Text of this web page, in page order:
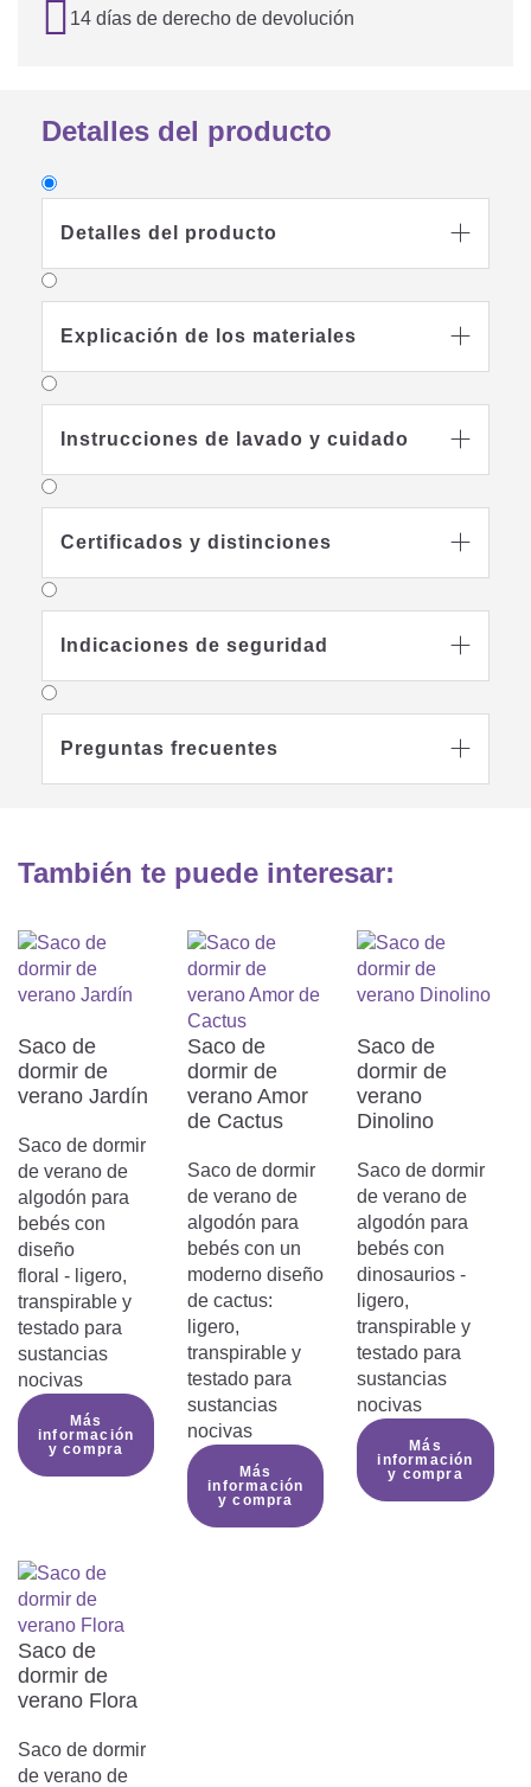
 14 días de derecho de devolución
Detalles del producto
Detalles del producto 
La calidad de nuestros productos es
varias veces a pruebas independientes
para detectar la presencia de antimonio y
que para nosotros, la producción
cuidadosa y la selección meticulas de los
saco de dormir de verano puede abrirse
regulación de la ventilación óptima según
las necesidades del bebé, evitando así el
sobrecalentamiento. EL SACO DE
DORMIR QUE RESPIRA GARANTIZA UN
SUEÑO SEGURO Y SALUDABLE DEL
BEBÉ.
Explicación de los materiales 
Instrucciones de lavado y cuidado 
Certificados y distinciones 
Indicaciones de seguridad 
Preguntas frecuentes 
También te puede interesar:
Saco de
dormir de
verano Jardín
Saco de dormir
de verano de
algodón para
bebés con
diseño
floral - ligero,
transpirable y
testado para
sustancias
nocivas
Más
información
y compra
Saco de
dormir de
verano Amor
de Cactus
Saco de dormir
de verano de
algodón para
bebés con un
moderno diseño
de cactus:
ligero,
transpirable y
testado para
sustancias
nocivas
Más
información
y compra
Saco de
dormir de
verano
Dinolino
Saco de dormir
de verano de
algodón para
bebés con
dinosaurios -
ligero,
transpirable y
testado para
sustancias
nocivas
Más
información
y compra
Saco de
dormir de
verano Flora
Saco de dormir
de verano de